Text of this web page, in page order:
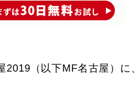
（以下MF名古屋）に、